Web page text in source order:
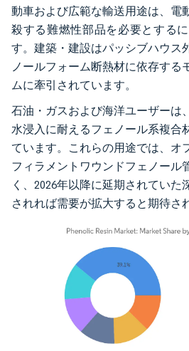
動車および広範な輸送用途は、電
殺する難燃性部品を必要とする
す。建築・建設はパッシブハウス
ノールフォーム断熱材に依存する
ムに牽引されています。
石油・ガスおよび海洋ユーザーは
水浸入に耐えるフェノール系複合
ています。これらの用途では、オ
フィラメントワウンドフェノール
く、2026年以降に延期されていた
されれば需要が拡大すると期待さ